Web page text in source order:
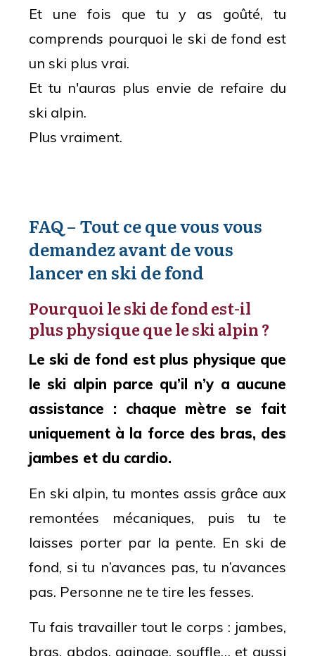
Et une fois que tu y as goûté, tu
comprends pourquoi le ski de fond est
un ski plus vrai.
Et tu n'auras plus envie de refaire du
ski alpin.
Plus vraiment.
FAQ – Tout ce que vous vous
demandez avant de vous
lancer en ski de fond
Pourquoi le ski de fond est-il
plus physique que le ski alpin ?
Le ski de fond est plus physique que
le ski alpin parce qu’il n’y a aucune
assistance : chaque mètre se fait
uniquement à la force des bras, des
jambes et du cardio.
En ski alpin, tu montes assis grâce aux
remontées mécaniques, puis tu te
laisses porter par la pente. En ski de
fond, si tu n’avances pas, tu n’avances
pas. Personne ne te tire les fesses.
Tu fais travailler tout le corps : jambes,
bras, abdos, gainage, souffle… et aussi